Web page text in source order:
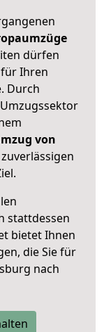
dürfen
Ihren
Durch
von
stattdessen
bietet Ihnen
die Sie für
nach